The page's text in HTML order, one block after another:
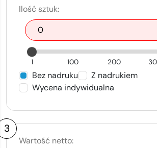
Ilość sztuk:
1 100 200
Bez nadruku
Z nadrukiem
Wycena indywidualna
3
Wartość netto: